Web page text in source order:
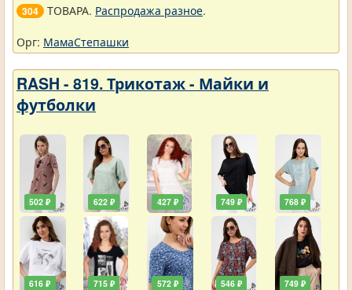
304 ТОВАРА. Распродажа разное.
Орг: МамаСтепашки
RASH - 819. Трикотаж - Майки и
футболки
502 ₽
616 ₽
622 ₽
715 ₽
427 ₽
572 ₽
749 ₽
546 ₽
768 ₽
749 ₽